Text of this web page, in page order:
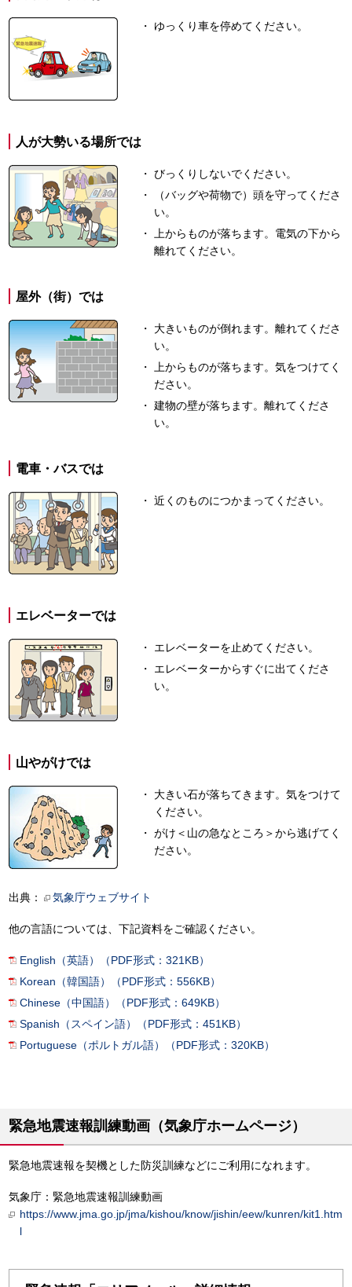
ゆっくり車を停めてください。
人が大勢いる場所では
びっくりしないでください。
（バッグや荷物で）頭を守ってくださ
い。
上からものが落ちます。電気の下から
離れてください。
屋外（街）では
大きいものが倒れます。離れてくださ
い。
上からものが落ちます。気をつけてく
ださい。
建物の壁が落ちます。離れてくださ
い。
電車・バスでは
近くのものにつかまってください。
エレベーターでは
エレベーターを止めてください。
エレベーターからすぐに出てくださ
い。
山やがけでは
大きい石が落ちてきます。気をつけて
ください。
がけ＜山の急なところ＞から逃げてく
ださい。
出典： 気象庁ウェブサイト
他の言語については、下記資料をご確認ください。
English（英語）（PDF形式：321KB）
Korean（韓国語）（PDF形式：556KB）
Chinese（中国語）（PDF形式：649KB）
Spanish（スペイン語）（PDF形式：451KB）
Portuguese（ポルトガル語）（PDF形式：320KB）
緊急地震速報訓練動画（気象庁ホームページ）
緊急地震速報を契機とした防災訓練などにご利用になれます。
気象庁：緊急地震速報訓練動画
https://www.jma.go.jp/jma/kishou/know/jishin/eew/kunren/kit1.htm
l